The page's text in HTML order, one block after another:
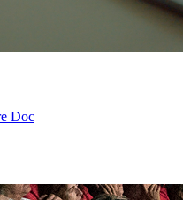
Doc